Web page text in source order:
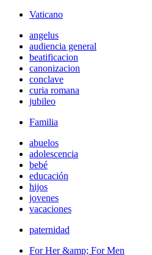
Vaticano
angelus
audiencia general
beatificacion
canonizacion
conclave
curia romana
jubileo
Familia
abuelos
adolescencia
bebé
educación
hijos
jovenes
vacaciones
paternidad
For Her &amp; For Men